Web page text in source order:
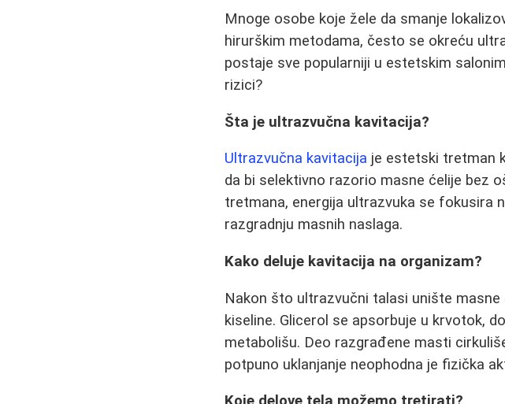
Mnoge osobe koje žele da smanje
hirurškim metodama, često se okreću
postaje sve popularniji u estetskim
rizici?
Šta je ultrazvučna kavitacija?
Ultrazvučna kavitacija je estetski tretman
da bi selektivno razorio masne ćelije bez
tretmana, energija ultrazvuka se fokusira
razgradnju masnih naslaga.
Kako deluje kavitacija na organizam?
Nakon što ultrazvučni talasi unište
kiseline. Glicerol se apsorbuje u krvotok,
metabolišu. Deo razgrađene masti
potpuno uklanjanje neophodna je fizička